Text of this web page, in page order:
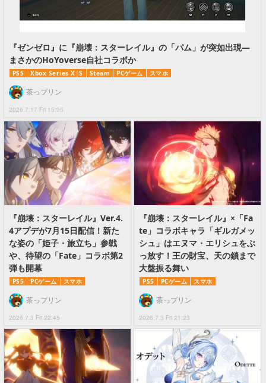
『ゼンゼロ』に『崩壊：スターレイル』の「パム」が突如出現―
まさかのHoYoverse自社コラボか
PS5 Xbox Series X|S Steam PCゲーム スマホ
2026.7.17 Fri 15:05
茶っプリン
『崩壊：スターレイル』Ver.4.
4アプデが7月15日配信！新た
な姿の「姫子・旅立ち」参戦
や、待望の「Fate」コラボ第2
弾も開幕
PS5 PCゲーム スマホ
2026.7.3 Fri 22:45
茶っプリン
『崩壊：スターレイル』×「Fa
te」コラボキャラ「ギルガメッ
シュ」はエヌマ・エリシュをぶ
っ放す！王の財宝、天の鎖まで
大盤振る舞い
PS5 PCゲーム スマホ
2026.7.3 Fri 21:23
茶っプリン